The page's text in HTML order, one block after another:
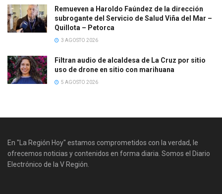
Remueven a Haroldo Faúndez de la dirección
subrogante del Servicio de Salud Viña del Mar –
Quillota – Petorca
3 AGOSTO 2026
Filtran audio de alcaldesa de La Cruz por sitio
uso de drone en sitio con marihuana
5 AGOSTO 2026
En "La Región Hoy" estamos comprometidos con la verdad, le
ofrecemos noticias y contenidos en forma diaria. Somos el Diario
Electrónico de la V Región.